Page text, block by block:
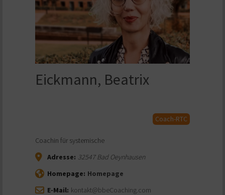
Eickmann, Beatrix
Coach-RTC
Coachin für systemische
Adresse: 32547Bad Oeynhausen
Homepage: Homepage
E-Mail: kontakt@bbeCoaching.com